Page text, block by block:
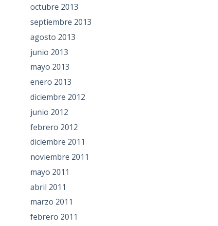
octubre 2013
septiembre 2013
agosto 2013
junio 2013
mayo 2013
enero 2013
diciembre 2012
junio 2012
febrero 2012
diciembre 2011
noviembre 2011
mayo 2011
abril 2011
marzo 2011
febrero 2011